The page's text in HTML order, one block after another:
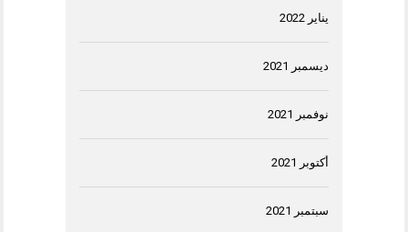
يناير 2022
ديسمبر 2021
نوفمبر 2021
أكتوبر 2021
سبتمبر 2021